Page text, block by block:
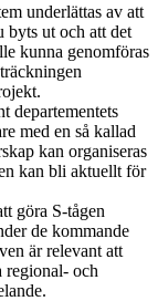
underlättas av att
byts ut och att det
kunna genomföras
departementets
med en så kallad
kan organiseras
kan bli aktuellt för
göra S-tågen
de kommande
är relevant att
regional- och